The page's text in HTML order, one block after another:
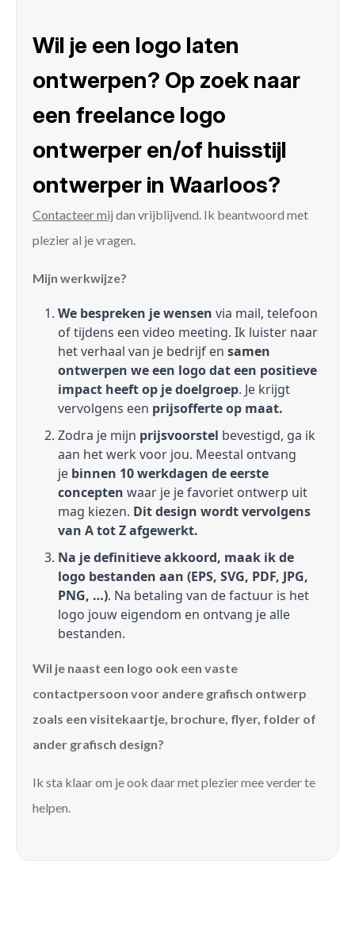
Wil je een logo laten
ontwerpen? Op zoek naar
een freelance logo
ontwerper en/of huisstijl
ontwerper in Waarloos?
Contacteer mij dan vrijblijvend. Ik beantwoord met
plezier al je vragen.
Mijn werkwijze?
We bespreken je wensen via mail, telefoon
of tijdens een video meeting. Ik luister naar
het verhaal van je bedrijf en samen
ontwerpen we een logo dat een positieve
impact heeft op je doelgroep. Je krijgt
vervolgens een prijsofferte op maat.
Zodra je mijn prijsvoorstel bevestigd, ga ik
aan het werk voor jou. Meestal ontvang
je binnen 10 werkdagen de eerste
concepten waar je je favoriet ontwerp uit
mag kiezen. Dit design wordt vervolgens
van A tot Z afgewerkt.
Na je definitieve akkoord, maak ik de
logo bestanden aan (EPS, SVG, PDF, JPG,
PNG, …). Na betaling van de factuur is het
logo jouw eigendom en ontvang je alle
bestanden.
Wil je naast een logo ook een vaste
contactpersoon voor andere grafisch ontwerp
zoals een visitekaartje, brochure, flyer, folder of
ander grafisch design?
Ik sta klaar om je ook daar met plezier mee verder te
helpen.